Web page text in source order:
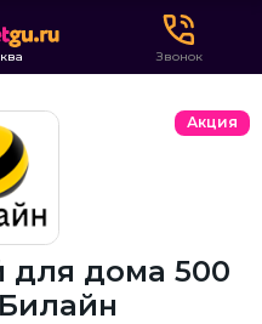
Звонок
Акция
дома 500